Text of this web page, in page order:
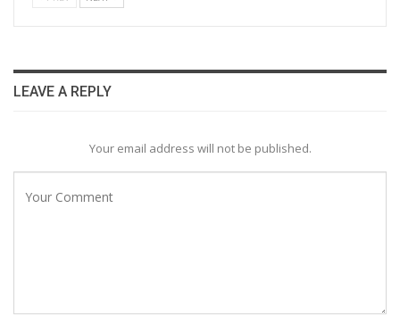
LEAVE A REPLY
Your email address will not be published.